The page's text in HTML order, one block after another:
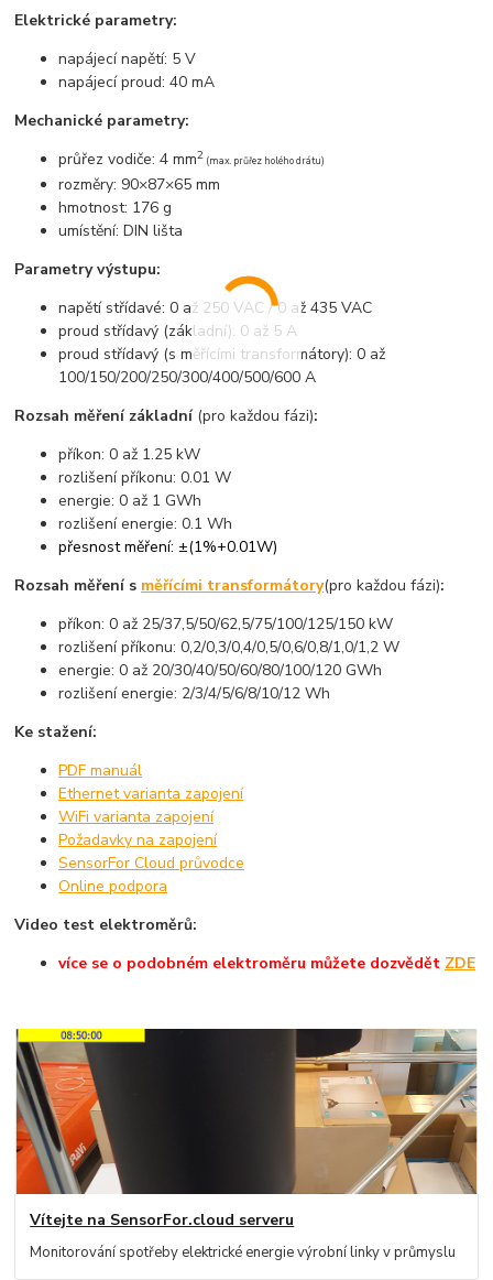
Elektrické parametry:
napájecí napětí: 5 V
napájecí proud: 40 mA
Mechanické parametry:
průřez vodiče: 4 mm2 (max. průřez holého drátu)
rozměry: 90×87×65 mm
hmotnost: 176 g
umístění: DIN lišta
Parametry výstupu:
napětí střídavé: 0 až 250 VAC / 0 až 435 VAC
proud střídavý (základní): 0 až 5 A
proud střídavý (s měřícími transformátory): 0 až
100/150/200/250/300/400/500/600 A
Rozsah měření základní (pro každou fázi):
příkon: 0 až 1.25 kW
rozlišení příkonu: 0.01 W
energie: 0 až 1 GWh
rozlišení energie: 0.1 Wh
přesnost měření: ±(1%+0.01W)
Rozsah měření s měřícími transformátory(pro každou fázi):
příkon: 0 až 25/37,5/50/62,5/75/100/125/150 kW
rozlišení příkonu: 0,2/0,3/0,4/0,5/0,6/0,8/1,0/1,2 W
energie: 0 až 20/30/40/50/60/80/100/120 GWh
rozlišení energie: 2/3/4/5/6/8/10/12 Wh
Ke stažení:
PDF manuál
Ethernet varianta zapojení
WiFi varianta zapojení
Požadavky na zapojení
SensorFor Cloud průvodce
Online podpora
Video test elektroměrů:
více se o podobném elektroměru můžete dozvědět ZDE
Vítejte na SensorFor.cloud serveru
Monitorování spotřeby elektrické energie výrobní linky v průmyslu